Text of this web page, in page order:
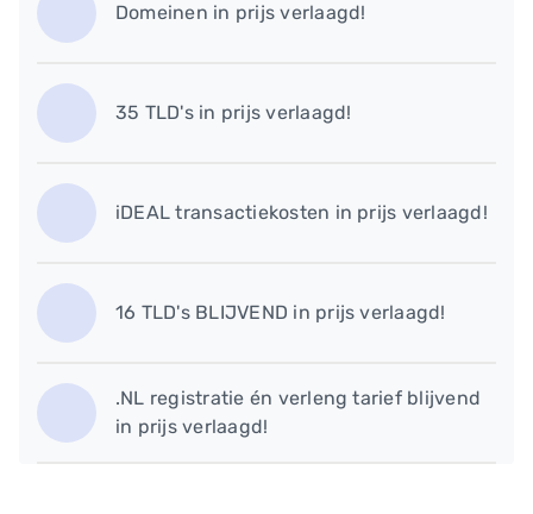
Domeinen in prijs verlaagd!
35 TLD's in prijs verlaagd!
iDEAL transactiekosten in prijs verlaagd!
16 TLD's BLIJVEND in prijs verlaagd!
.NL registratie én verleng tarief blijvend
in prijs verlaagd!